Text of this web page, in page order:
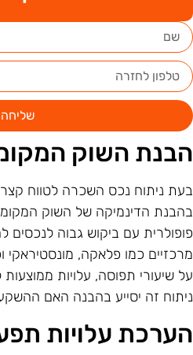
שליחה
השוק
ניתוח נכס השכרה לטווח
הדינמיקה של השוק
עם ביקוש גבוה לנכסים
כמו פלאקה, מונסטיראקי
שיעורי תפוסה, עלויות
זה יסייע בהבנה האם
עלויות